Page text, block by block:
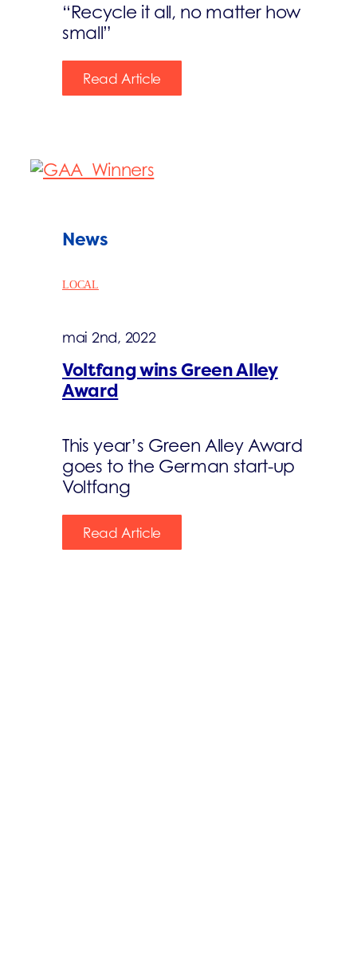
“Recycle it all, no matter how
small”
Read Article
News
LOCAL
mai 2nd, 2022
Voltfang wins Green Alley
Award
This year’s Green Alley Award
goes to the German start-up
Voltfang
Read Article